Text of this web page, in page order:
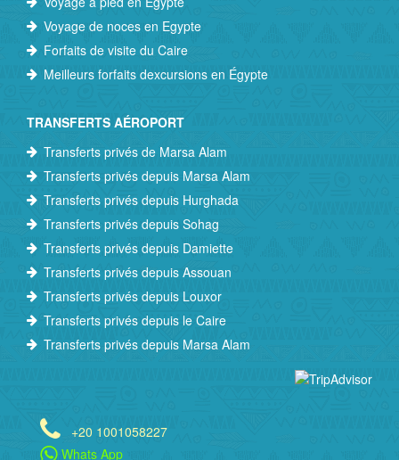
Voyage de noces en Egypte
Forfaits de visite du Caire
Meilleurs forfaits dexcursions en Égypte
TRANSFERTS AÉROPORT
Transferts privés de Marsa Alam
Transferts privés depuis Marsa Alam
Transferts privés depuis Hurghada
Transferts privés depuis Sohag
Transferts privés depuis Damiette
Transferts privés depuis Assouan
Transferts privés depuis Louxor
Transferts privés depuis le Caire
Transferts privés depuis Marsa Alam
+20 1001058227
Whats App